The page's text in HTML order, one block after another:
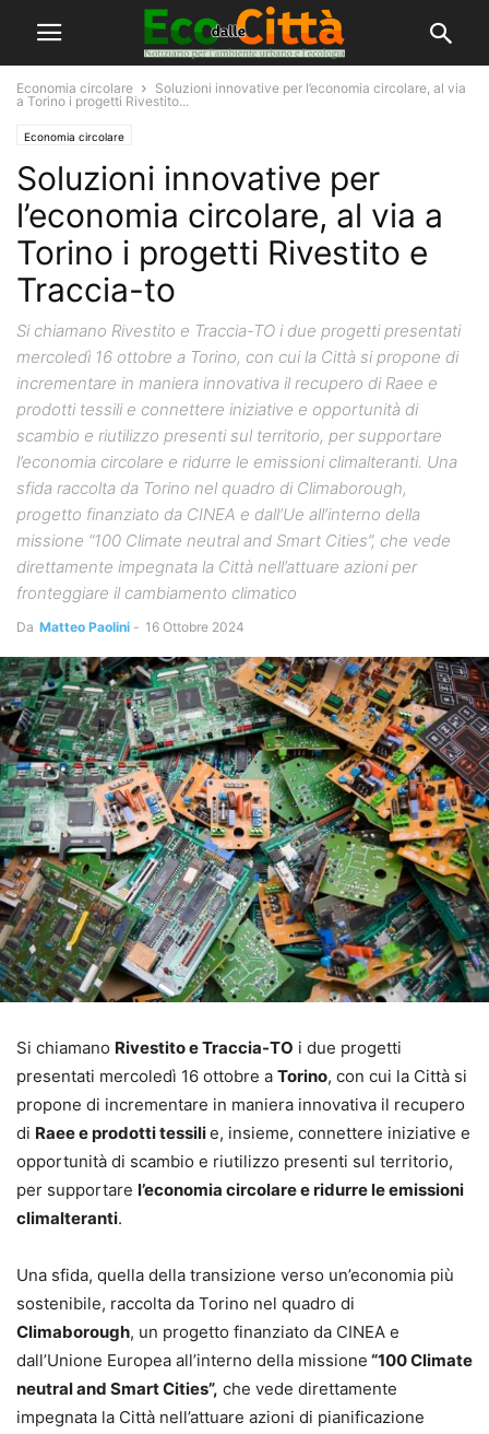
Economia circolare
Soluzioni innovative per l’economia circolare, al via
a Torino i progetti Rivestito...
Economia circolare
Soluzioni innovative per
l’economia circolare, al via a
Torino i progetti Rivestito e
Traccia-to
Si chiamano Rivestito e Traccia-TO i due progetti presentati
mercoledì 16 ottobre a Torino, con cui la Città si propone di
incrementare in maniera innovativa il recupero di Raee e
prodotti tessili e connettere iniziative e opportunità di
scambio e riutilizzo presenti sul territorio, per supportare
l’economia circolare e ridurre le emissioni climalteranti. Una
sfida raccolta da Torino nel quadro di Climaborough,
progetto finanziato da CINEA e dall’Ue all’interno della
missione “100 Climate neutral and Smart Cities”, che vede
direttamente impegnata la Città nell’attuare azioni per
fronteggiare il cambiamento climatico
Da Matteo Paolini - 16 Ottobre 2024
Si chiamano Rivestito e Traccia-TO i due progetti
presentati mercoledì 16 ottobre a Torino, con cui la Città si
propone di incrementare in maniera innovativa il recupero
di Raee e prodotti tessilie, insieme, connettere iniziative e
opportunità di scambio e riutilizzo presenti sul territorio,
per supportare l’economia circolare e ridurre le emissioni
climalteranti.
Una sfida, quella della transizione verso un’economia più
sostenibile, raccolta da Torino nel quadro di
Climaborough, un progetto finanziato da CINEA e
dall’Unione Europea all’interno della missione “100 Climate
neutral and Smart Cities”, che vede direttamente
impegnata la Città nell’attuare azioni di pianificazione